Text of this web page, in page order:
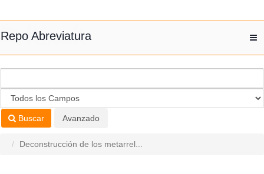
Repo Abreviatura
Buscar Avanzado
Deconstrucción de los metarrel...